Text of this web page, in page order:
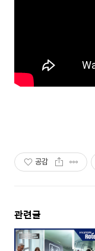
공감
관련글